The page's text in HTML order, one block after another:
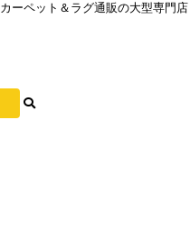
カーペット＆ラグ通販の大型専門店